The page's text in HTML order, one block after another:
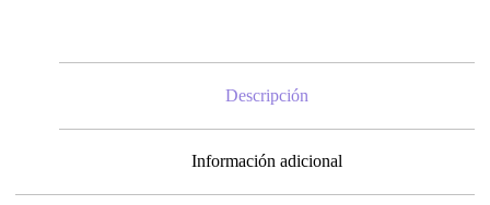
Descripción
Información adicional